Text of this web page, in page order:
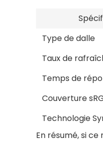
Type de dalle
Taux de
Temps de
Couverture
Technologie
En résumé, si